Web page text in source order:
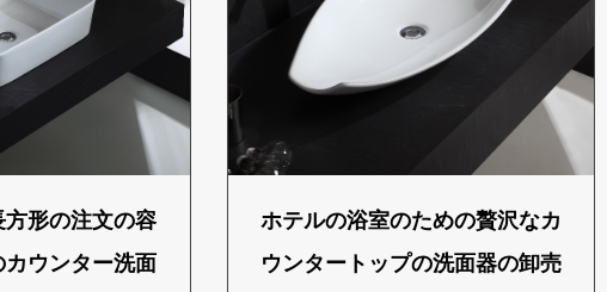
形の注文の容
ウンター洗面
ホテルの浴室のための贅沢なカ
ウンタートップの洗面器の卸売